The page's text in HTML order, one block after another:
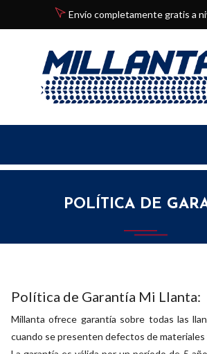
Envío completamente gratis a
POLÍTICA DE
Política de Garantía Mi Llanta:
Millanta ofrece garantía sobre todas las
cuando se presenten defectos de materiales